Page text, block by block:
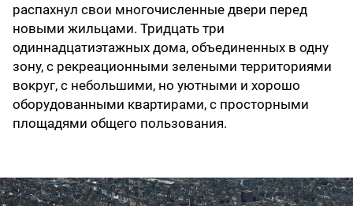
распахнул свои многочисленные двери перед
новыми жильцами. Тридцать три
одиннадцатиэтажных дома, объединенных в одну
зону, с рекреационными зелеными территориями
вокруг, с небольшими, но уютными и хорошо
оборудованными квартирами, с просторными
площадями общего пользования.